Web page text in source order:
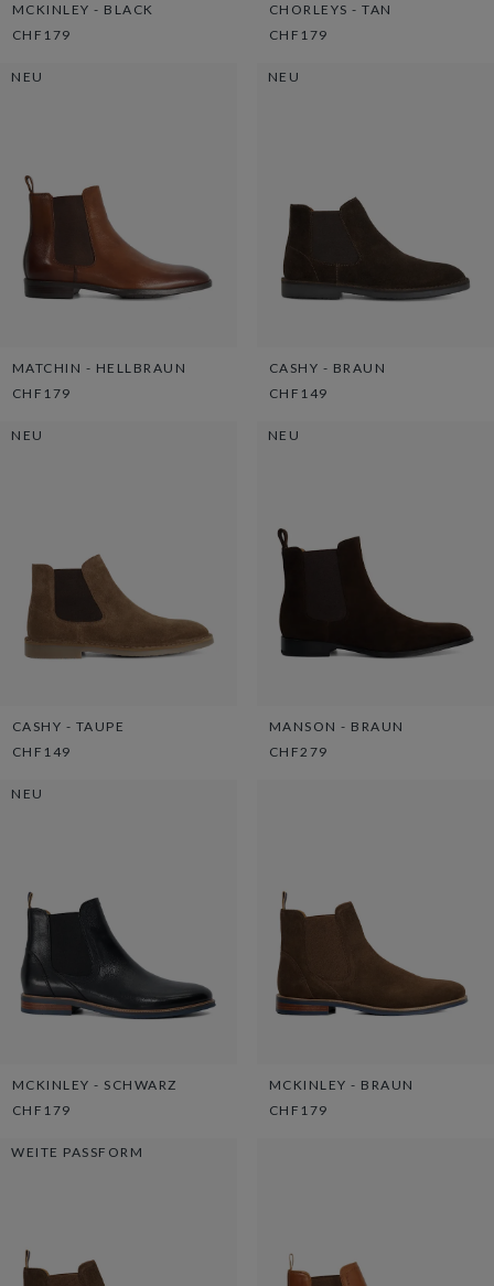
MCKINLEY - BLACK
CHF179
CHORLEYS - TAN
CHF179
NEU
MATCHIN - HELLBRAUN
CHF179
NEU
CASHY - BRAUN
CHF149
NEU
CASHY - TAUPE
CHF149
NEU
MANSON - BRAUN
CHF279
NEU
MCKINLEY - SCHWARZ
CHF179
MCKINLEY - BRAUN
CHF179
WEITE PASSFORM